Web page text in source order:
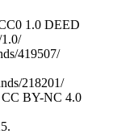
1.0 DEED
419507/
218201/
CC BY-NC 4.0